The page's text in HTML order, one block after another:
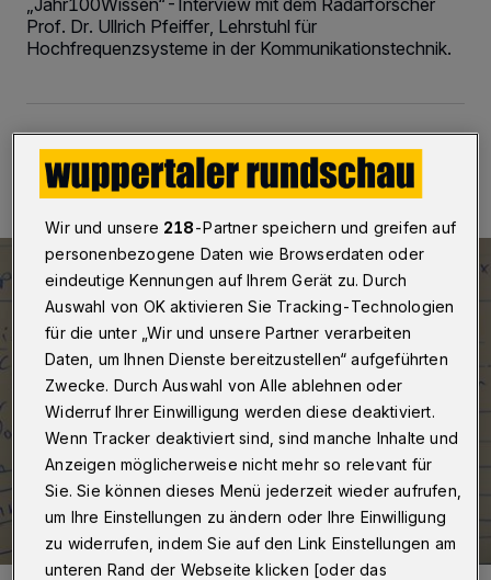
„Jahr100Wissen“-Interview mit dem Radarforscher
Prof. Dr. Ullrich Pfeiffer, Lehrstuhl für
Hochfrequenzsysteme in der Kommunikationstechnik.
14.04.2020 , 08:00 Uhr 3 Minuten Lesezeit
Wir und unsere 218-Partner speichern und greifen auf
personenbezogene Daten wie Browserdaten oder
eindeutige Kennungen auf Ihrem Gerät zu. Durch
Auswahl von OK aktivieren Sie Tracking-Technologien
für die unter „Wir und unsere Partner verarbeiten
Daten, um Ihnen Dienste bereitzustellen“ aufgeführten
Zwecke. Durch Auswahl von Alle ablehnen oder
Widerruf Ihrer Einwilligung werden diese deaktiviert.
Wenn Tracker deaktiviert sind, sind manche Inhalte und
Anzeigen möglicherweise nicht mehr so relevant für
Sie. Sie können dieses Menü jederzeit wieder aufrufen,
um Ihre Einstellungen zu ändern oder Ihre Einwilligung
zu widerrufen, indem Sie auf den Link Einstellungen am
unteren Rand der Webseite klicken [oder das